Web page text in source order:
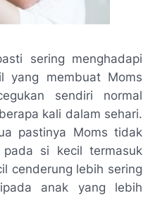
sering menghadapi
yang membuat Moms
sendiri normal
kali dalam sehari.
pastinya Moms tidak
si kecil termasuk
cenderung lebih sering
anak yang lebih